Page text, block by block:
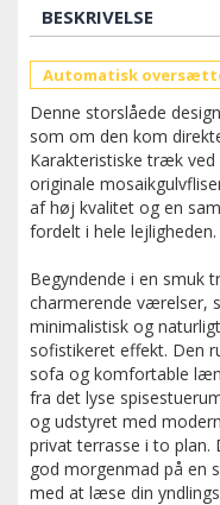
BESKRIVELSE
Automatisk
Denne storslåede
som om den kom
Karakteristiske træk
originale
af høj kvalitet og en
fordelt i hele lejligheden.
Begyndende i en smuk
charmerende værelser,
minimalistisk og
sofistikeret effekt. Den
sofa og komfortable
fra det lyse
og udstyret med
privat terrasse i to plan.
god morgenmad på en
med at læse din